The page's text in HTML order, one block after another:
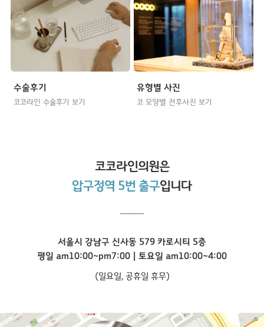
수술후기
코코라인 수술후기 보기
유형별 사진
코 모양별 전후사진 보기
코코라인의원은
압구정역 5번 출구입니다
서울시 강남구 신사동 579 카로시티 5층
평일 am10:00~pm7:00 | 토요일 am10:00~4:00
(일요일, 공휴일 휴무)